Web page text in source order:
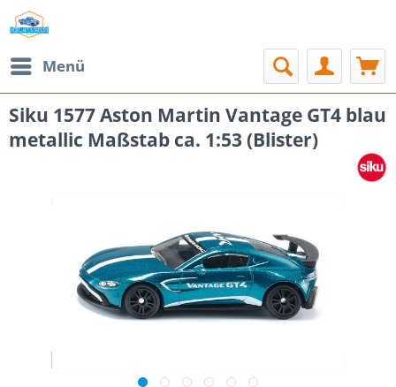
Menü
Siku 1577 Aston Martin Vantage GT4 blau
metallic Maßstab ca. 1:53 (Blister)